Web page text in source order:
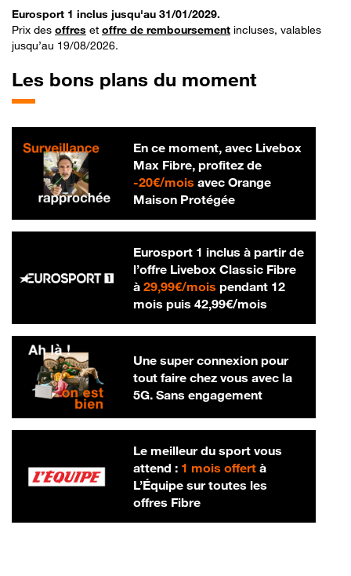
Eurosport 1 inclus jusqu'au 31/01/2029.
Prix des offres et offre de remboursement incluses, valables
jusqu’au 19/08/2026.
Les bons plans du moment
En ce moment, avec Livebox
Max Fibre, profitez de
-20€/mois20 € par mois
avec Orange
Maison Protégée
Eurosport 1 inclus à partir de
l’offre Livebox Classic Fibre
à 29,99€/mois29,99 € par mois
pendant 12
mois puis 42,99€/mois42,99 € par
Une super connexion pour
tout faire chez vous avec la
5G. Sans engagement
Le meilleur du sport vous
attend : 1 mois offertà
L’Équipe sur toutes les
offres Fibre